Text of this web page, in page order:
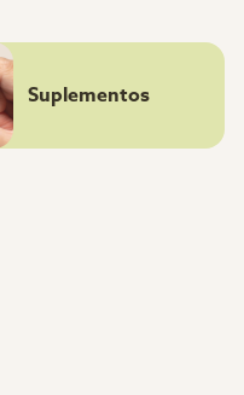
Suplementos